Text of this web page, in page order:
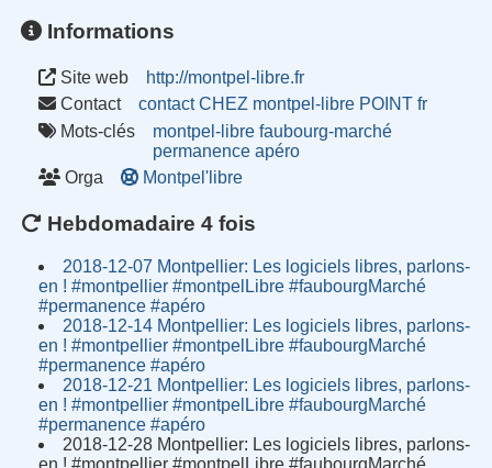
Informations
Site web
http://montpel-libre.fr
Contact
contact CHEZ montpel-libre POINT fr
Mots-clés
montpel-libre faubourg-marché
permanence apéro
Orga
Montpel'libre
Hebdomadaire 4 fois
2018-12-07 Montpellier: Les logiciels libres, parlons-
en ! #montpellier #montpelLibre #faubourgMarché
#permanence #apéro
2018-12-14 Montpellier: Les logiciels libres, parlons-
en ! #montpellier #montpelLibre #faubourgMarché
#permanence #apéro
2018-12-21 Montpellier: Les logiciels libres, parlons-
en ! #montpellier #montpelLibre #faubourgMarché
#permanence #apéro
2018-12-28 Montpellier: Les logiciels libres, parlons-
en ! #montpellier #montpelLibre #faubourgMarché